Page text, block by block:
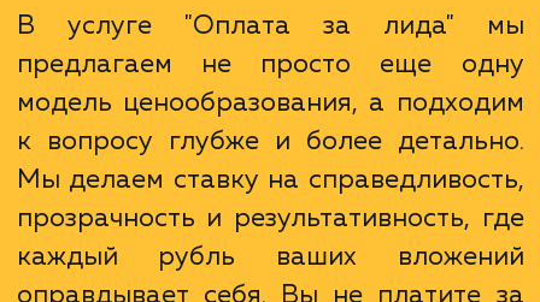
вы платите только за результат. Это
риск и делает затраты предсказуемыми.
В услуге "Оплата за лида"
предлагаем не просто еще